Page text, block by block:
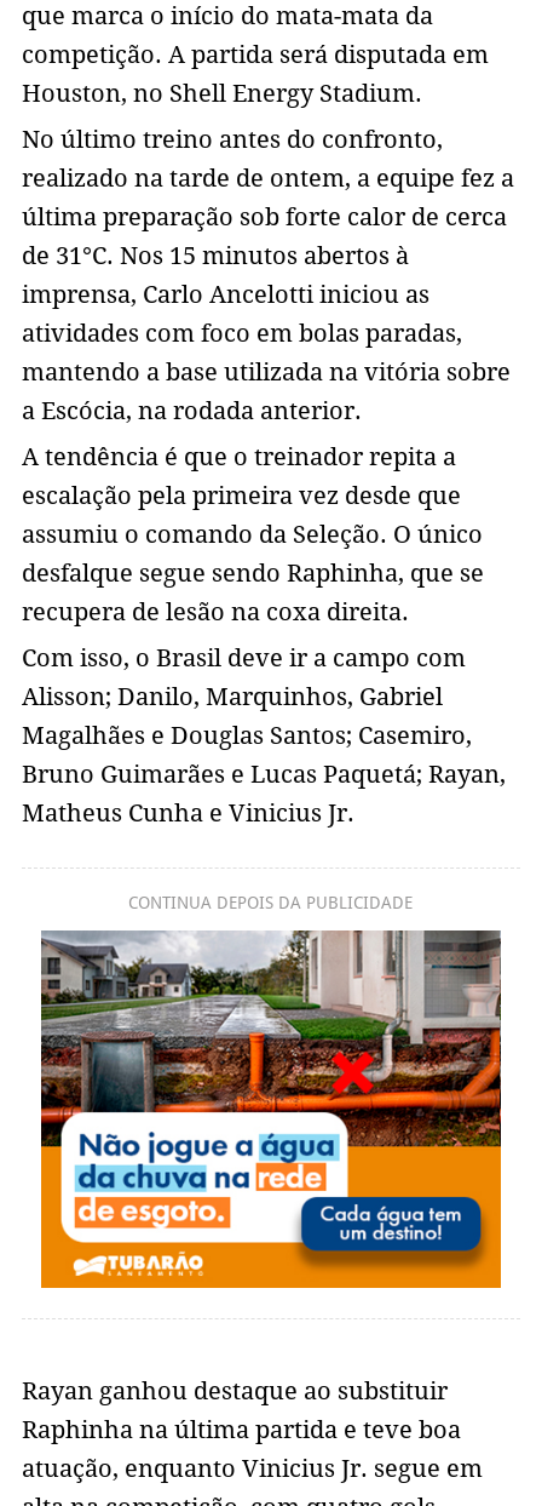
que marca o início do mata-mata da
competição. A partida será disputada em
Houston, no Shell Energy Stadium.
No último treino antes do confronto,
realizado na tarde de ontem, a equipe fez a
última preparação sob forte calor de cerca
de 31°C. Nos 15 minutos abertos à
imprensa, Carlo Ancelotti iniciou as
atividades com foco em bolas paradas,
mantendo a base utilizada na vitória sobre
a Escócia, na rodada anterior.
A tendência é que o treinador repita a
escalação pela primeira vez desde que
assumiu o comando da Seleção. O único
desfalque segue sendo Raphinha, que se
recupera de lesão na coxa direita.
Com isso, o Brasil deve ir a campo com
Alisson; Danilo, Marquinhos, Gabriel
Magalhães e Douglas Santos; Casemiro,
Bruno Guimarães e Lucas Paquetá; Rayan,
Matheus Cunha e Vinicius Jr.
CONTINUA DEPOIS DA PUBLICIDADE
Rayan ganhou destaque ao substituir
Raphinha na última partida e teve boa
atuação, enquanto Vinicius Jr. segue em